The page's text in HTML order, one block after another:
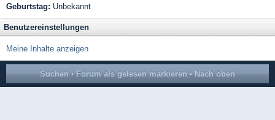
Geburtstag: Unbekannt
Benutzereinstellungen
Meine Inhalte anzeigen
Suchen · Forum als gelesen markieren · Nach oben